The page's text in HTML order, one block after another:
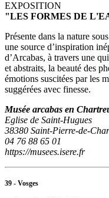
EXPOSITION
"LES FORMES DE
Présente dans la nature
une source d’inspiration
d’Arcabas, à travers une
et abstraits, la beauté des
émotions suscitées par les
suggérées avec finesse.
Musée arcabas en
Eglise de Saint-Hugues
38380 Saint-Pierre-de-
04 76 88 65 01
https://musees.isere.fr
39 - Vosges